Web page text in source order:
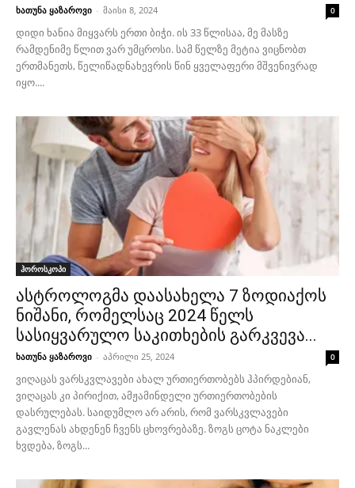
ხათუნა ყაზაროვი - მაისი 8, 2024 0
დიდი ხანია მიყვარს ერთი ბიჭი. ის 33 წლისაა, მე მასზე
რამდენიმე წლით ვარ უმცროსი. სამ წელზე მეტია ვიცნობთ
ერთმანეთს, წელიწადნახევრის წინ ყველაფერი მშვენივრად
იყო....
ჰოროსკოპი
ასტროლოგმა დაასახელა 7 ზოდიაქოს
ნიშანი, რომელსაც 2024 წელს
სასიყვარულო საკითხების გარკვევა...
ხათუნა ყაზაროვი - აპრილი 25, 2024 0
ვიღაცას ვარსკვლავები ახალ ურთიერთობებს ჰპირდებიან,
ვიღაცას კი პირიქით, ამჟამინდელი ურთიერთობების
დასრულებას. საიდუმლო არ არის, რომ ვარსკვლავები
გავლენას ახდენენ ჩვენს ცხოვრებაზე. ზოგს ცოტა ნაკლები
ხვდება, ზოგს...